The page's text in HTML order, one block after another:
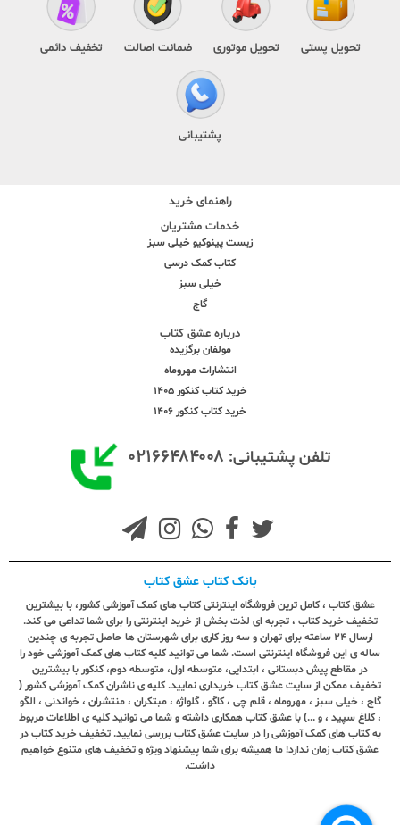
تحویل پستی تحویل موتوری ضمانت اصالت تخفیف دائمی
پشتیبانی
راهنمای خرید
خدمات مشتریان
زیست پینوکیو خیلی سبز
کتاب کمک درسی
خیلی سبز
گاج
درباره عشق کتاب
مولفان برگزیده
انتشارات مهروماه
خرید کتاب کنکور 1405
خرید کتاب کنکور 1406
تلفن پشتیبانی: ۰۲۱۶۶۴۸۴۰۰۸
بانک کتاب عشق کتاب
عشق کتاب ، کامل ترین فروشگاه اینترنتی کتاب های کمک آموزشی کشور، با بیشترین
تخفیف خرید کتاب ، تجربه ای لذت بخش از خرید اینترنتی را برای شما تداعی می کند.
ارسال ٢٤ ساعته برای تهران و سه روز کاری برای شهرستان ها حاصل تجربه ی چندین
ساله ی این فروشگاه اینترنتی است. شما می توانید کلیه کتاب های کمک آموزشی خود را
در مقاطع پیش دبستانی ، ابتدایی، متوسطه اول، متوسطه دوم، کنکور با بیشترین
تخفیف ممکن از سایت عشق کتاب خریداری نمایید. کلیه ی ناشران کمک آموزشی کشور (
گاج ، خیلی سبز ، مهروماه ، قلم چی ، کاگو ، گلواژه ، مبتکران ، منتشران ، خواندنی ، الگو
، کلاغ سپید ، و ...) با عشق کتاب همکاری داشته و شما می توانید کلیه ی اطلاعات مربوط
به کتاب های کمک آموزشی را در سایت عشق کتاب بررسی نمایید. تخفیف خرید کتاب در
عشق کتاب زمان ندارد! ما همیشه برای شما پیشنهاد ویژه و تخفیف های متنوع خواهیم
داشت.